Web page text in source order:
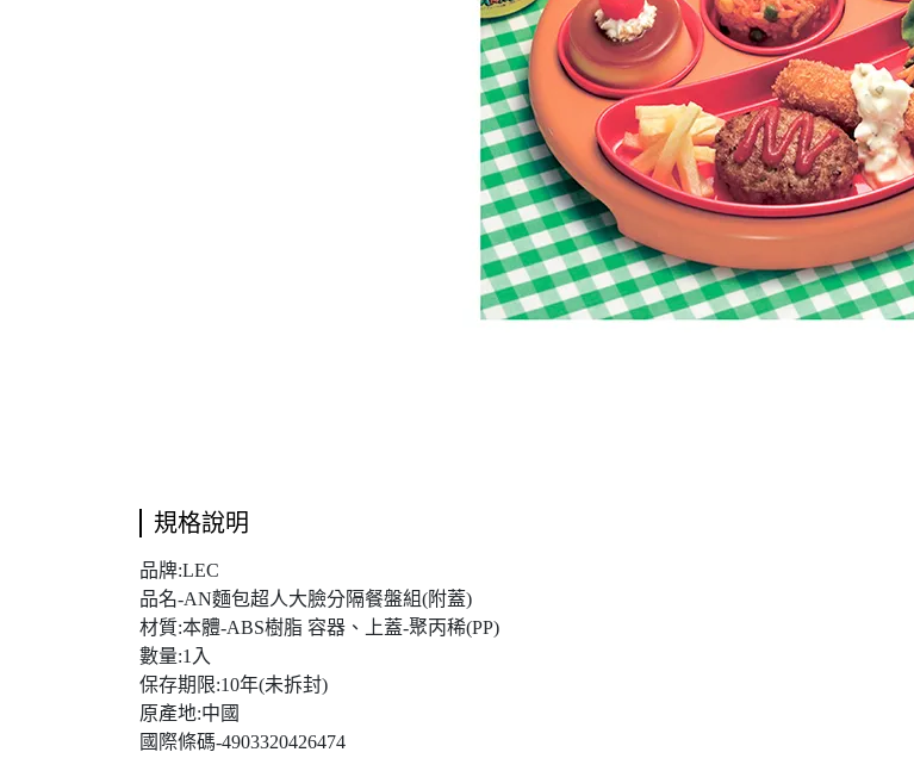
規格說明
品牌:LEC
品名-AN麵包超人大臉分隔餐盤組(附蓋)
材質:本體-ABS樹脂 容器、上蓋-聚丙稀(PP)
數量:1入
保存期限:10年(未拆封)
原產地:中國
國際條碼-4903320426474